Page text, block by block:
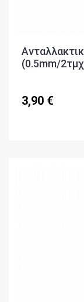
(0.5mm/
3,90 €